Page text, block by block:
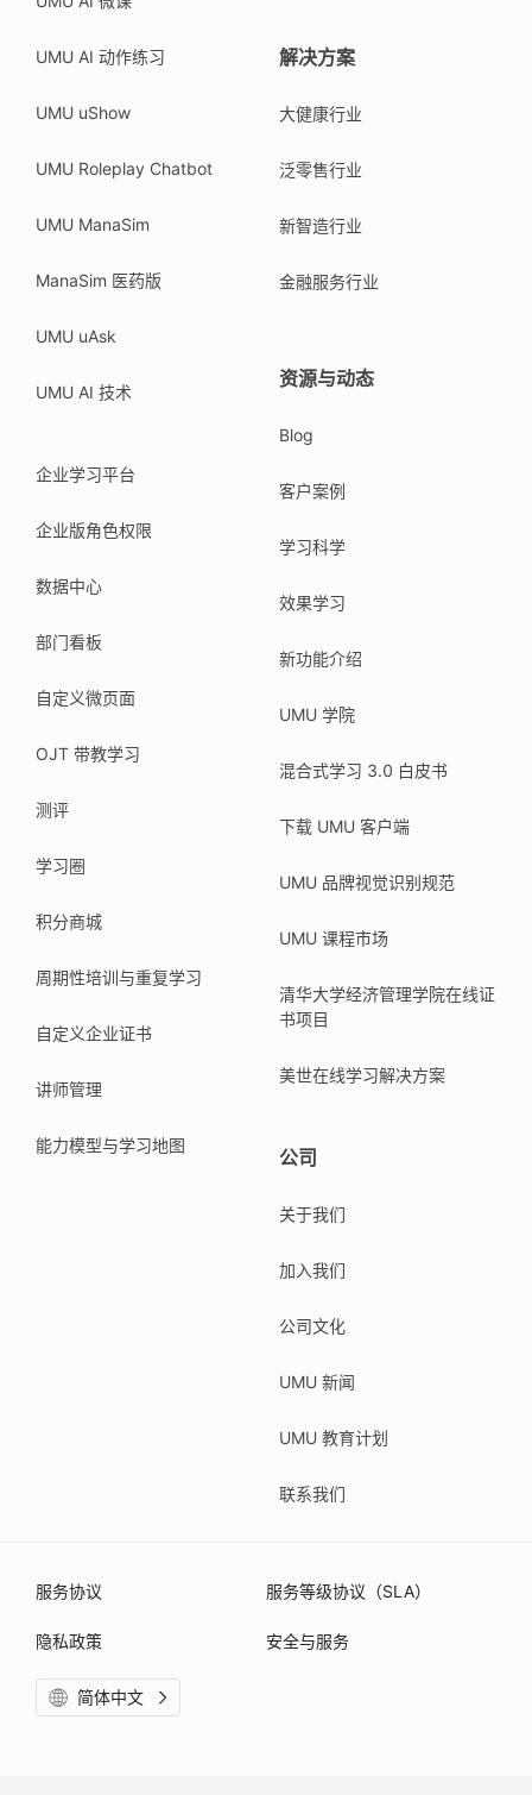
UMU AI 动作练习
UMU uShow
UMU Roleplay Chatbot
UMU ManaSim
ManaSim 医药版
UMU uAsk
UMU AI 技术
企业学习平台
企业版角色权限
数据中心
部门看板
自定义微页面
OJT 带教学习
测评
学习圈
积分商城
周期性培训与重复学习
自定义企业证书
讲师管理
能力模型与学习地图
解决方案
大健康行业
泛零售行业
新智造行业
金融服务行业
资源与动态
Blog
客户案例
学习科学
效果学习
新功能介绍
UMU 学院
混合式学习 3.0 白皮书
下载 UMU 客户端
UMU 品牌视觉识别规范
UMU 课程市场
清华大学经济管理学院在线证
书项目
美世在线学习解决方案
公司
关于我们
加入我们
公司文化
UMU 新闻
UMU 教育计划
联系我们
服务协议 服务等级协议（SLA）
隐私政策 安全与服务
简体中文